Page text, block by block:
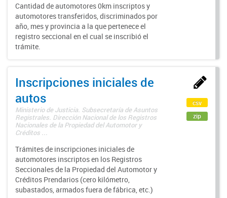
Cantidad de automotores 0km inscriptos y
automotores transferidos, discriminados por
año, mes y provincia a la que pertenece el
registro seccional en el cual se inscribió el
trámite.
Inscripciones iniciales de
autos
Ministerio de Justicia. Subsecretaría de Asuntos
Registrales. Dirección Nacional de los Registros
Nacionales de la Propiedad del Automotor y
Créditos ...
Trámites de inscripciones iniciales de
automotores inscriptos en los Registros
Seccionales de la Propiedad del Automotor y
Créditos Prendarios (cero kilómetro,
subastados, armados fuera de fábrica, etc.)
csv
zip